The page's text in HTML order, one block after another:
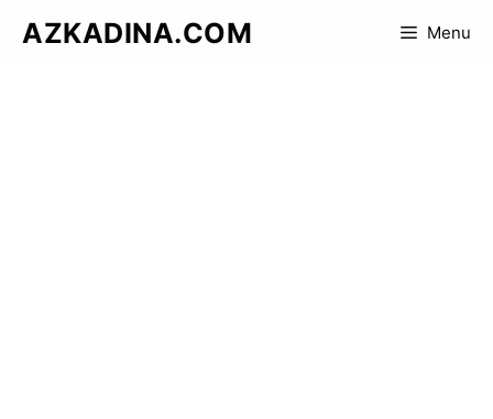
AZKADINA.COM Menu